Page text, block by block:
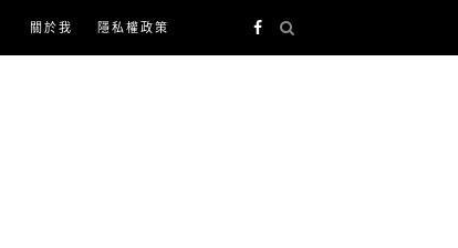
關於我 隱私權政策